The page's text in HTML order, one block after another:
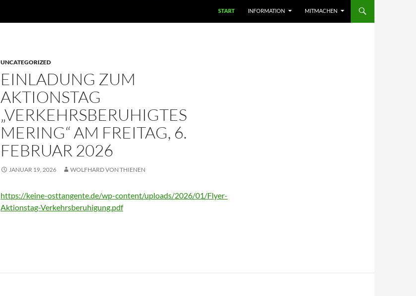
START INFORMATION MITMACHEN
UNCATEGORIZED
EINLADUNG ZUM
AKTIONSTAG
„VERKEHRSBERUHIGTES
MERING“ AM FREITAG, 6.
FEBRUAR 2026
JANUAR 19, 2026 WOLFHARD VON THIENEN
https://keine-osttangente.de/wp-content/uploads/2026/01/Flyer-
Aktionstag-Verkehrsberuhigung.pdf